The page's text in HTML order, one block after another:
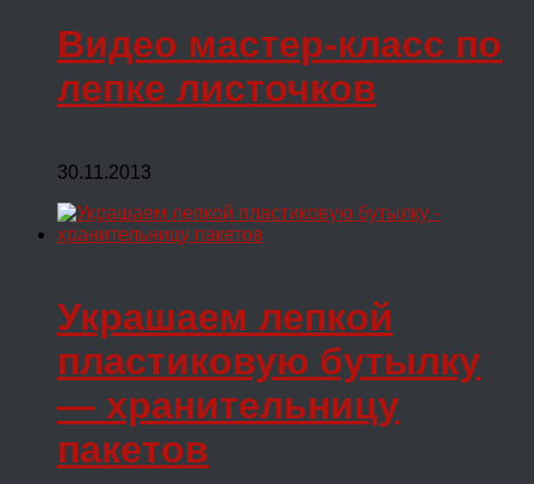
Видео мастер-класс по
лепке листочков
30.11.2013
Украшаем лепкой
пластиковую бутылку
— хранительницу
пакетов